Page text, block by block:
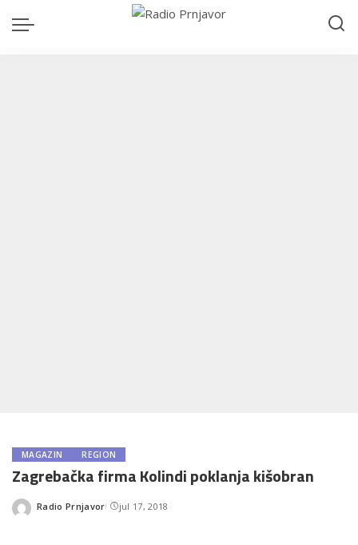
MAGAZIN REGION
Zagrebačka firma Kolindi poklanja kišobran
Posted
Radio Prnjavor jul 17, 2018